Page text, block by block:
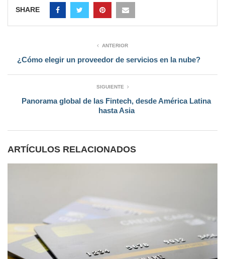
SHARE
ANTERIOR
¿Cómo elegir un proveedor de servicios en la nube?
SIGUIENTE
Panorama global de las Fintech, desde América Latina
hasta Asia
ARTÍCULOS RELACIONADOS